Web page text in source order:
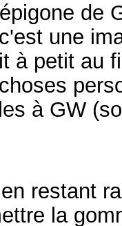
de
une
à petit au
à GW
restant
la